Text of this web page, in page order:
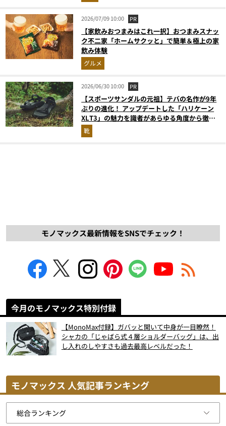
2026/07/09 10:00 PR
【家飲みおつまみはこれ一択】おつまみスナッ
ク不二家「ホームサクッと」で簡単＆極上の家
飲み体験
グルメ
2026/06/30 10:00 PR
【スポーツサンダルの元祖】テバの名作が9年
ぶりの進化！ アップデートした「ハリケーン
XLT3」の魅力を識者があらゆる角度から徹底
解説！
靴
モノマックス最新情報をSNSでチェック！
今月のモノマックス特別付録
【MonoMax付録】ガバッと開いて中身が一目瞭然！
シャカの「じゃばら式４層ショルダーバッグ」は、出
し入れのしやすさも過去最高レベルだった！
モノマックス 人気記事ランキング